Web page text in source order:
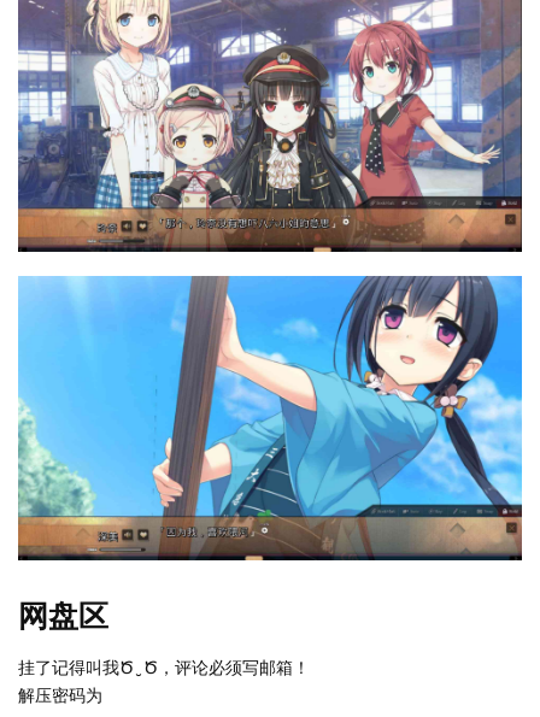
网盘区
挂了记得叫我Ծ ̮ Ծ，评论必须写邮箱！
解压密码为